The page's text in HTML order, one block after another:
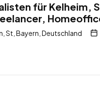
für Kelheim,
St, Bayern, Deutschland